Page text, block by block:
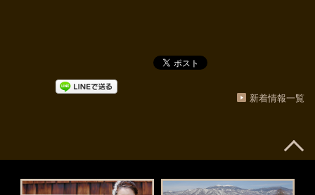
新着情報一覧